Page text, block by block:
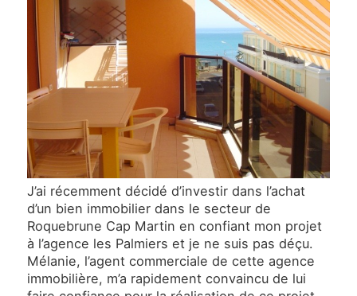
J’ai récemment décidé d’investir dans l’achat
d’un bien immobilier dans le secteur de
Roquebrune Cap Martin en confiant mon projet
à l’agence les Palmiers et je ne suis pas déçu.
Mélanie, l’agent commerciale de cette agence
immobilière, m’a rapidement convaincu de lui